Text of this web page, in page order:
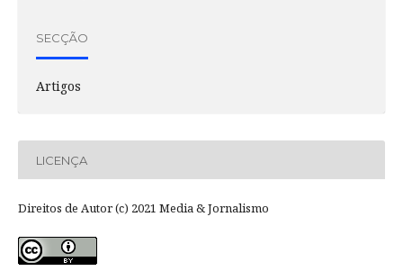
SECÇÃO
Artigos
LICENÇA
Direitos de Autor (c) 2021 Media & Jornalismo